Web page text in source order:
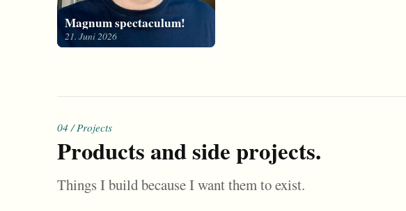
Magnum spectaculum!
21. Juni 2026
04 / Projects
Products and side projects.
Things I build because I want them to exist.